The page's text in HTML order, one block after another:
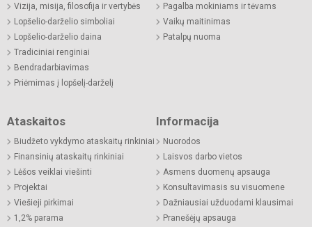
Vizija, misija, filosofija ir vertybės
Lopšelio-darželio simboliai
Lopšelio-darželio daina
Tradiciniai renginiai
Bendradarbiavimas
Priėmimas į lopšelį-darželį
Pagalba mokiniams ir tėvams
Vaikų maitinimas
Patalpų nuoma
Ataskaitos
Biudžeto vykdymo ataskaitų rinkiniai
Finansinių ataskaitų rinkiniai
Lėšos veiklai viešinti
Projektai
Viešieji pirkimai
1,2% parama
Informacija
Nuorodos
Laisvos darbo vietos
Asmens duomenų apsauga
Konsultavimasis su visuomene
Dažniausiai užduodami klausimai
Pranešėjų apsauga